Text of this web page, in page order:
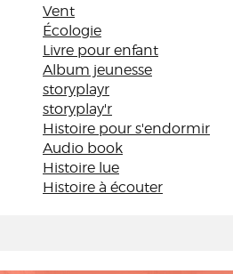
Vent
Écologie
Livre pour enfant
Album jeunesse
storyplayr
storyplay'r
Histoire pour s'endormir
Audio book
Histoire lue
Histoire à écouter